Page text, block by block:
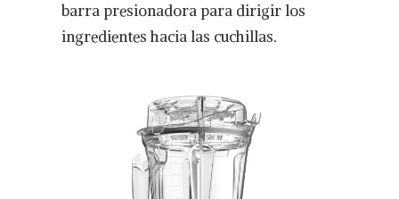
barra presionadora para dirigir los
ingredientes hacia las cuchillas.